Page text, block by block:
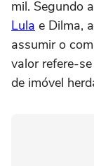
mil. Segundo
Lula e Dilma,
assumir o
valor refere-
de imóvel